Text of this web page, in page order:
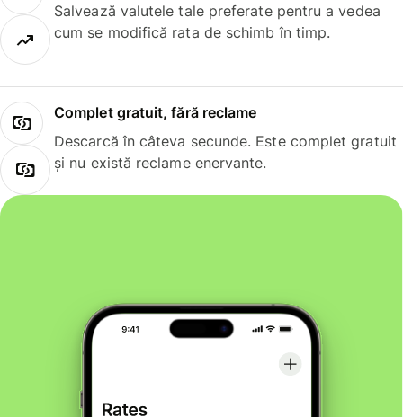
Salvează valutele tale preferate pentru a vedea
cum se modifică rata de schimb în timp.
Complet gratuit, fără reclame
Descarcă în câteva secunde. Este complet gratuit
și nu există reclame enervante.